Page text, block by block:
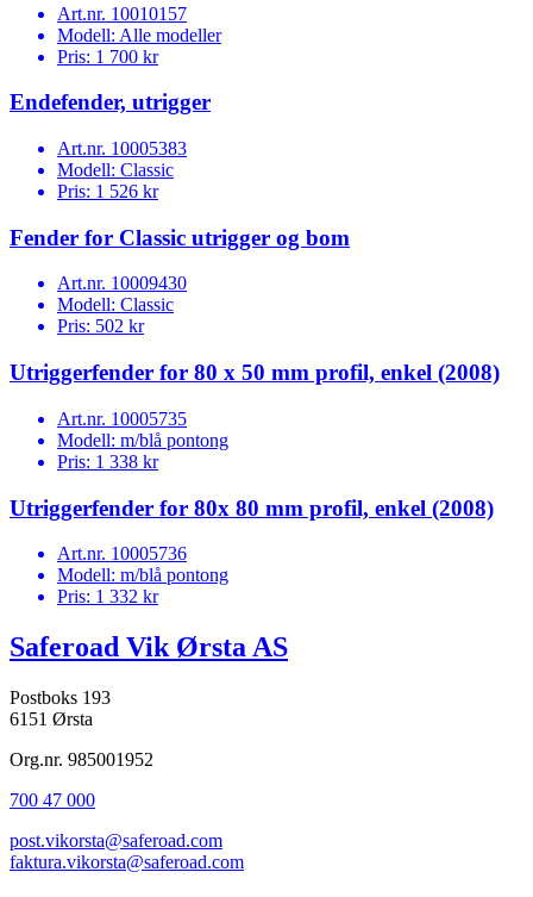
Art.nr. 10010157
Modell: Alle modeller
Pris: 1 700 kr
Endefender, utrigger
Art.nr. 10005383
Modell: Classic
Pris: 1 526 kr
Fender for Classic utrigger og bom
Art.nr. 10009430
Modell: Classic
Pris: 502 kr
Utriggerfender for 80 x 50 mm profil, enkel (2008)
Art.nr. 10005735
Modell: m/blå pontong
Pris: 1 338 kr
Utriggerfender for 80x 80 mm profil, enkel (2008)
Art.nr. 10005736
Modell: m/blå pontong
Pris: 1 332 kr
Saferoad Vik Ørsta AS
Postboks 193
6151 Ørsta
Org.nr. 985001952
700 47 000
post.vikorsta@saferoad.com
faktura.vikorsta@saferoad.com